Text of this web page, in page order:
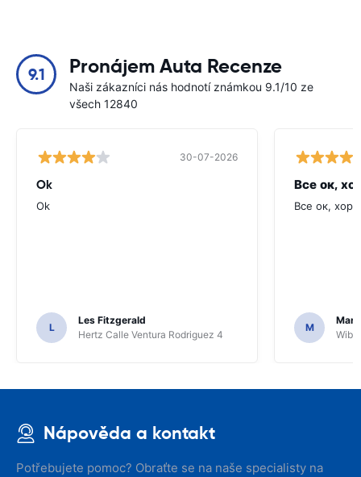
9.1 Pronájem Auta Recenze
Naši zákazníci nás hodnotí známkou 9.1/10 ze
všech 12840
30-07-2026
Ok
Ok
L
Les Fitzgerald
Hertz Calle Ventura Rodriguez 4
Все ок,
Все ок,
M
Nápověda a kontakt
Potřebujete pomoc? Obraťte se na naše specialisty na